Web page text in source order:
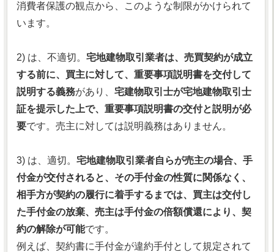
消費者保護の観点から、このような制限がかけられて
います。
2) は、不適切。 宅地建物取引業者は、売買契約が成立
する前に、買主に対して、重要事項説明書を交付して
説明する義務があり、 宅建物取引士が宅地建物取引士
証を提示した上で、重要事項説明書の交付と説明が必
要です。売主に対しては説明義務はありません。
3) は、適切。 宅地建物取引業者自らが売主の場合、手
付金が交付されると、その手付金の性質に関係なく、
相手方が契約の履行に着手するまでは、買主は交付し
た手付金の放棄、売主は手付金の倍額償還により、契
約の解除が可能です。
例えば、契約書に手付金が違約手付として規定されて